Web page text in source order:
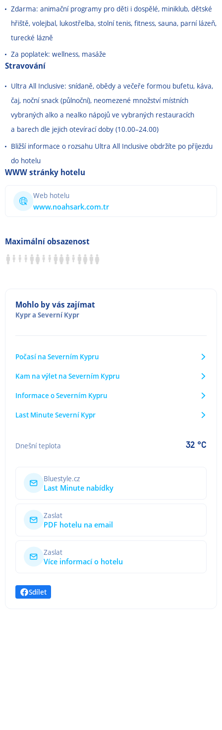
Zdarma: animační programy pro děti i dospělé, miniklub, dětské
hřiště, volejbal, lukostřelba, stolní tenis, fitness, sauna, parní lázeň,
turecké lázně
Za poplatek: wellness, masáže
Stravování
Ultra All Inclusive: snídaně, obědy a večeře formou bufetu, káva,
čaj, noční snack (půlnoční), neomezené množství místních
vybraných alko a nealko nápojů ve vybraných restauracích
a barech dle jejich otevírací doby (10.00–24.00)
Bližší informace o rozsahu Ultra All Inclusive obdržíte po příjezdu
do hotelu
WWW stránky hotelu
Web hotelu
www.noahsark.com.tr
Maximální obsazenost
Mohlo by vás zajímat
Kypra Severní Kypr
Počasí na Severním Kypru
Kam na výlet na Severním Kypru
Informace o Severním Kypru
Last Minute Severní Kypr
Dnešní teplota 32 °C
Bluestyle.cz
Last Minute nabídky
Zaslat
PDF hotelu na email
Zaslat
Více informací o hotelu
Sdílet